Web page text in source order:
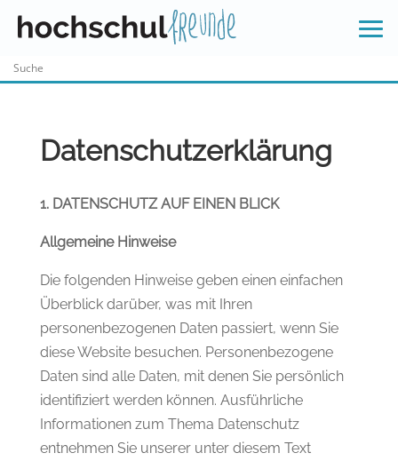
Datenschutzerklärung
1. DATENSCHUTZ AUF EINEN BLICK
Allgemeine Hinweise
Die folgenden Hinweise geben einen einfachen
Überblick darüber, was mit Ihren
personenbezogenen Daten passiert, wenn Sie
diese Website besuchen. Personenbezogene
Daten sind alle Daten, mit denen Sie persönlich
identifiziert werden können. Ausführliche
Informationen zum Thema Datenschutz
entnehmen Sie unserer unter diesem Text